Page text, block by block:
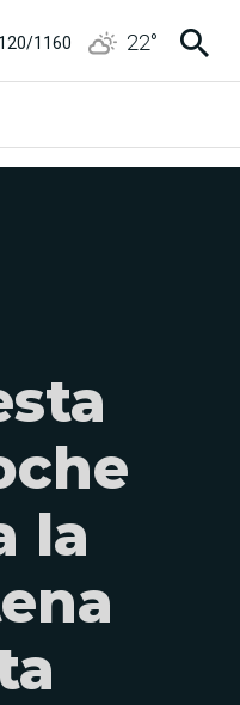
/3,9
/7200
22°
la